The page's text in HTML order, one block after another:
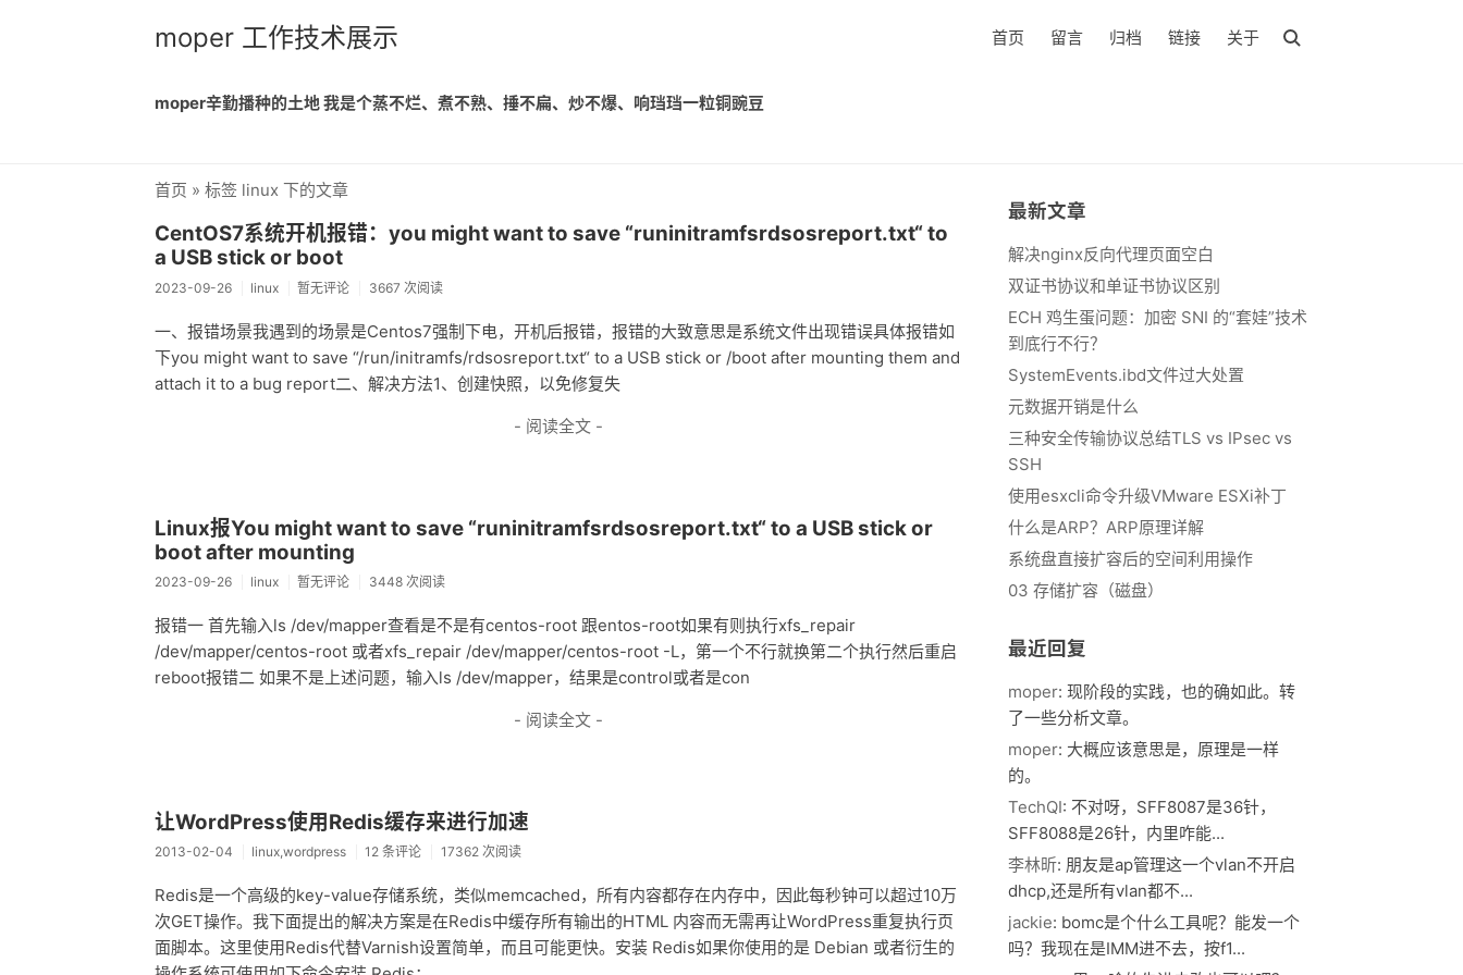
moper 工作技术展示 首页 留言 归档 链接 关于
moper辛勤播种的土地 我是个蒸不烂、煮不熟、捶不扁、炒不爆、响珰珰一粒铜豌豆
首页 » 标签 linux 下的文章
CentOS7系统开机报错：you might want to save “runinitramfsrdsosreport.txt“ to
a USB stick or boot
2023-09-26 linux 暂无评论 3667 次阅读
一、报错场景我遇到的场景是Centos7强制下电，开机后报错，报错的大致意思是系统文件出现错误具体报错如
下you might want to save “/run/initramfs/rdsosreport.txt“ to a USB stick or /boot after mounting them and
attach it to a bug report二、解决方法1、创建快照，以免修复失
- 阅读全文 -
Linux报You might want to save “runinitramfsrdsosreport.txt“ to a USB stick or
boot after mounting
2023-09-26 linux 暂无评论 3448 次阅读
报错一 首先输入ls /dev/mapper查看是不是有centos-root 跟entos-root如果有则执行xfs_repair
/dev/mapper/centos-root 或者xfs_repair /dev/mapper/centos-root -L，第一个不行就换第二个执行然后重启
reboot报错二 如果不是上述问题，输入ls /dev/mapper，结果是control或者是con
- 阅读全文 -
让WordPress使用Redis缓存来进行加速
2013-02-04 linux,wordpress 12 条评论 17362 次阅读
Redis是一个高级的key-value存储系统，类似memcached，所有内容都存在内存中，因此每秒钟可以超过10万
次GET操作。我下面提出的解决方案是在Redis中缓存所有输出的HTML 内容而无需再让WordPress重复执行页
面脚本。这里使用Redis代替Varnish设置简单，而且可能更快。安装 Redis如果你使用的是 Debian 或者衍生的
最新文章
解决nginx反向代理页面空白
双证书协议和单证书协议区别
ECH 鸡生蛋问题：加密 SNI 的“套娃”技术
到底行不行？
SystemEvents.ibd文件过大处置
元数据开销是什么
三种安全传输协议总结TLS vs IPsec vs
SSH
使用esxcli命令升级VMware ESXi补丁
什么是ARP？ARP原理详解
系统盘直接扩容后的空间利用操作
03 存储扩容（磁盘）
最近回复
moper: 现阶段的实践，也的确如此。转
了一些分析文章。
moper: 大概应该意思是，原理是一样
的。
TechQI: 不对呀，SFF8087是36针，
SFF8088是26针，内里咋能...
李林昕: 朋友是ap管理这一个vlan不开启
dhcp,还是所有vlan都不...
jackie: bomc是个什么工具呢？能发一个
吗？我现在是IMM进不去，按f1...